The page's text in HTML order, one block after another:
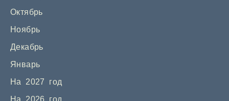
Октябрь
Ноябрь
Декабрь
Январь
На 2027 год